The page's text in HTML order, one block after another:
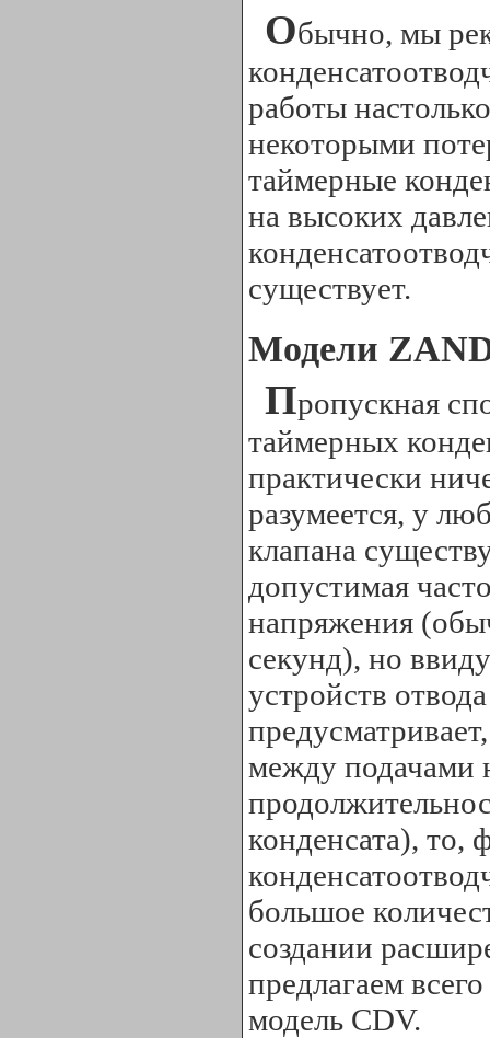
Обычно, мы
работы
некоторыми
таймерные
на высоких
существует.
Модели
Пропускная
таймерных
практически
разумеется, у
клапана
допустимая
напряжения
секунд), но
устройств
между подачами
конденсата), то,
большое
создании
предлагаем
модель CDV.